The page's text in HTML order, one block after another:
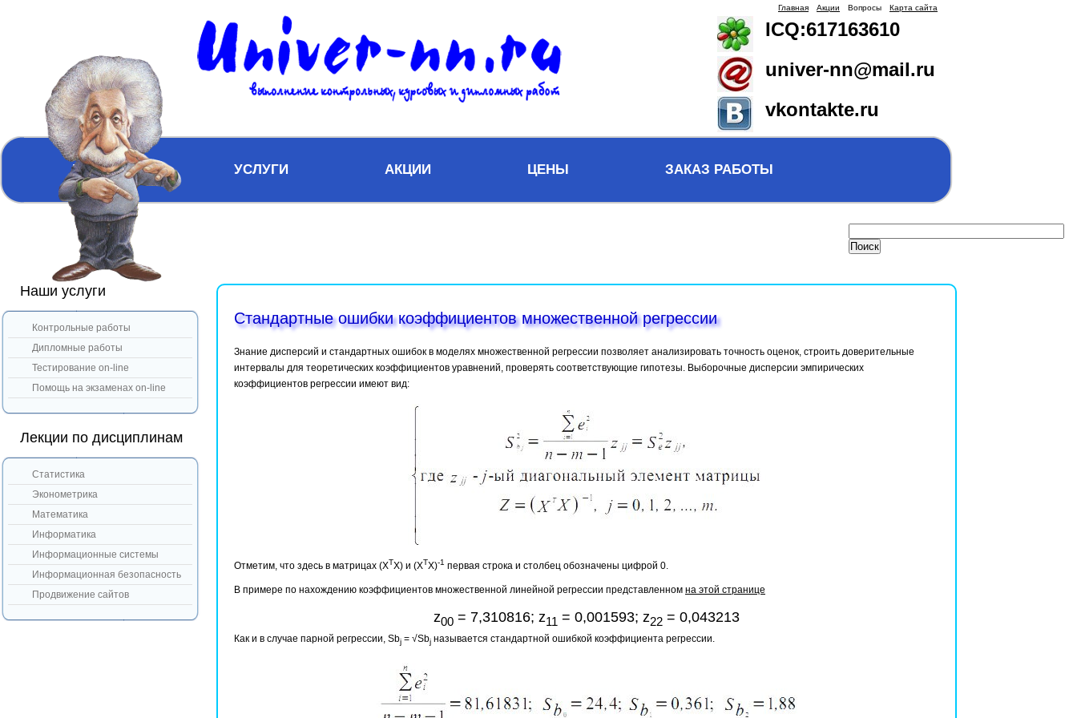
Карта сайта
Вопросы
Акции
Главная
ICQ:617163610
univer-nn@mail.ru
vkontakte.ru
ГЛАВНАЯ УСЛУГИ АКЦИИ ЦЕНЫ ЗАКАЗ РАБОТЫ
Наши услуги
Контрольные работы
Дипломные работы
Тестирование on-line
Помощь на экзаменах on-line
Лекции по дисциплинам
Статистика
Эконометрика
Математика
Информатика
Информационные системы
Информационная безопасность
Продвижение сайтов
Стандартные ошибки коэффициентов множественной регрессии
Знание дисперсий и стандартных ошибок в моделях множественной регрессии позволяет анализировать точность оценок, строить доверительные
интервалы для теоретических коэффициентов уравнений, проверять соответствующие гипотезы. Выборочные дисперсии эмпирических
коэффициентов регрессии имеют вид:
Отметим, что здесь в матрицах (XTX) и (XTX)-1 первая строка и столбец обозначены цифрой 0.
В примере по нахождению коэффициентов множественной линейной регрессии представленном на этой странице
z00 = 7,310816; z11 = 0,001593; z22 = 0,043213
Как и в случае парной регрессии, Sbj = √Sbj называется стандартной ошибкой коэффициента регрессии.